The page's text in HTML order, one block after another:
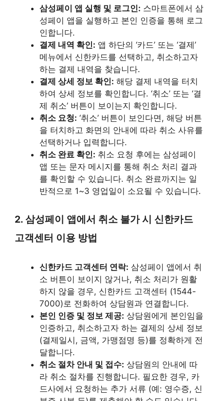
삼성페이 앱 실행 및 로그인: 스마트폰에서 삼
성페이 앱을 실행하고 본인 인증을 통해 로그
인합니다.
결제 내역 확인: 앱 하단의 ‘카드’ 또는 ‘결제’
메뉴에서 신한카드를 선택하고, 취소하고자
하는 결제 내역을 찾습니다.
결제 상세 정보 확인: 해당 결제 내역을 터치
하여 상세 정보를 확인합니다. ‘취소’ 또는 ‘결
제 취소’ 버튼이 보이는지 확인합니다.
취소 요청: ‘취소’ 버튼이 보인다면, 해당 버튼
을 터치하고 화면의 안내에 따라 취소 사유를
선택하거나 입력합니다.
취소 완료 확인: 취소 요청 후에는 삼성페이
앱 또는 문자 메시지를 통해 취소 처리 결과
를 확인할 수 있습니다. 취소 완료까지는 일
반적으로 1~3 영업일이 소요될 수 있습니다.
2. 삼성페이 앱에서 취소 불가 시 신한카드
고객센터 이용 방법
신한카드 고객센터 연락: 삼성페이 앱에서 취
소 버튼이 보이지 않거나, 취소 처리가 원활
하지 않을 경우, 신한카드 고객센터 (1544-
7000)로 전화하여 상담원과 연결합니다.
본인 인증 및 정보 제공: 상담원에게 본인임을
인증하고, 취소하고자 하는 결제의 상세 정보
(결제일시, 금액, 가맹점명 등)를 정확하게 전
달합니다.
취소 절차 안내 및 접수: 상담원의 안내에 따
라 취소 절차를 진행합니다. 필요한 경우, 카
드사에서 요청하는 추가 서류 (예: 영수증, 신